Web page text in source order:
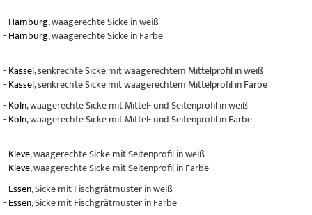
-Hamburg, waagerechte Sicke in weiß
-Hamburg, waagerechte Sicke in Farbe
-Kassel, senkrechte Sicke mit waagerechtem Mittelprofil in weiß
-Kassel, senkrechte Sicke mit waagerechtem Mittelprofil in Farbe
-Köln, waagerechte Sicke mit Mittel- und Seitenprofil in weiß
-Köln, waagerechte Sicke mit Mittel- und Seitenprofil in Farbe
-Kleve, waagerechte Sicke mit Seitenprofil in weiß
-Kleve, waagerechte Sicke mit Seitenprofil in Farbe
-Essen, Sicke mit Fischgrätmuster in weiß
-Essen, Sicke mit Fischgrätmuster in Farbe